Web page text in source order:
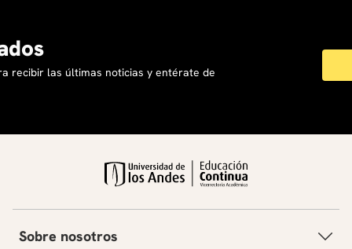
recibir las últimas noticias y entérate de
Sobre nosotros